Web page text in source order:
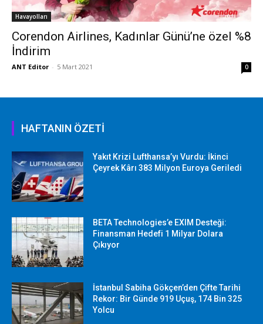
Havayolları
Corendon Airlines, Kadınlar Günü’ne özel %8
İndirim
ANT Editor - 5 Mart 2021 0
HAFTANIN ÖZETİ
Yakıt Krizi Lufthansa’yı Vurdu: İkinci
Çeyrek Kârı 383 Milyon Euroya Geriledi
BETA Technologies’e EXIM Desteği:
Finansman Hedefi 1 Milyar Dolara
Çıkıyor
İstanbul Sabiha Gökçen’den Çifte Tarihi
Rekor: Bir Günde 919 Uçuş, 174 Bin 325
Yolcu